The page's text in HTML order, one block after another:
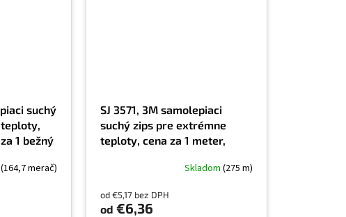
suchý
1 bežný
(164,7 merač)
SJ 3571, 3M samolepiaci
suchý zips pre extrémne
teploty, cena za 1 meter,
Skladom (275 m)
od €5,17 bez DPH
od €6,36